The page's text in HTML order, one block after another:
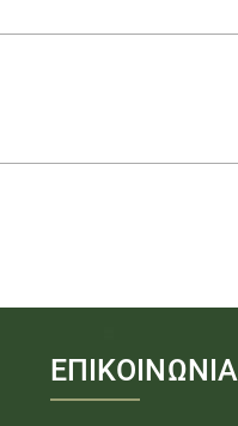
ΕΠΙΚΟΙΝΩΝΙΑ